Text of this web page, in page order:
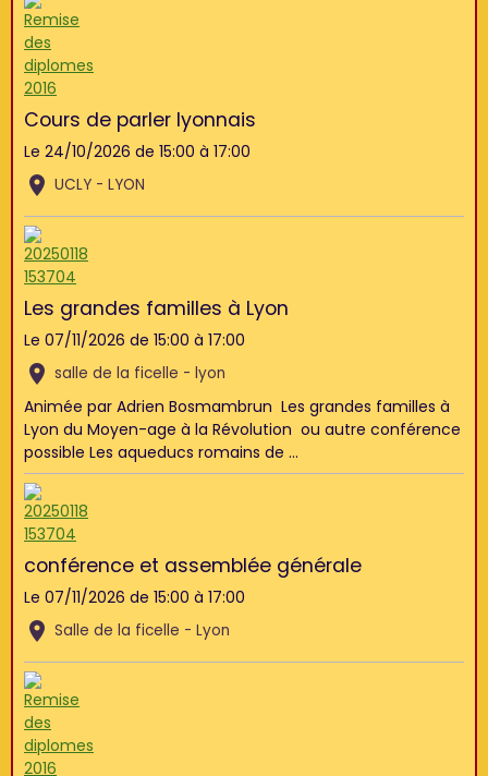
Cours de parler lyonnais
Le 24/10/2026 de 15:00 à 17:00
UCLY - LYON
Les grandes familles à Lyon
Le 07/11/2026 de 15:00 à 17:00
salle de la ficelle - lyon
Animée par Adrien Bosmambrun Les grandes familles à
Lyon du Moyen-age à la Révolution ou autre conférence
possible Les aqueducs romains de ...
conférence et assemblée générale
Le 07/11/2026 de 15:00 à 17:00
Salle de la ficelle - Lyon